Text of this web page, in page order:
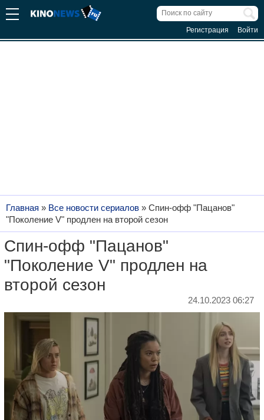
Регистрация Войти
Главная » Все новости сериалов » Спин-офф "Пацанов"
"Поколение V" продлен на второй сезон
Спин-офф "Пацанов"
"Поколение V" продлен на
второй сезон
24.10.2023 06:27